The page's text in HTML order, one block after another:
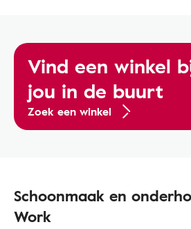
Vind een winkel
jou in de buurt
Zoek een winkel
Schoonmaak en
Work